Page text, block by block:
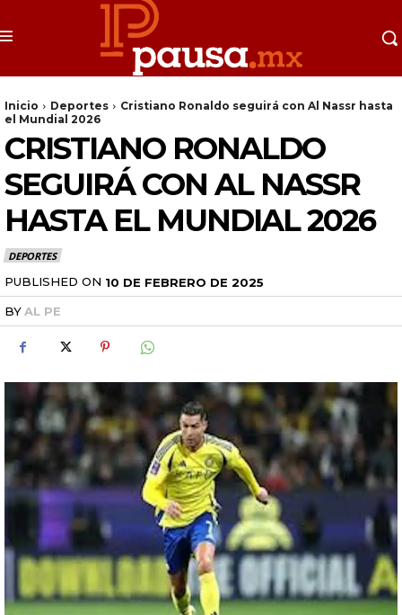
Inicio Deportes
Cristiano Ronaldo seguirá con Al Nassr hasta
el Mundial 2026
CRISTIANO RONALDO
SEGUIRÁ CON AL NASSR
HASTA EL MUNDIAL 2026
DEPORTES
PUBLISHED ON 10 DE FEBRERO DE 2025
BYAL PE